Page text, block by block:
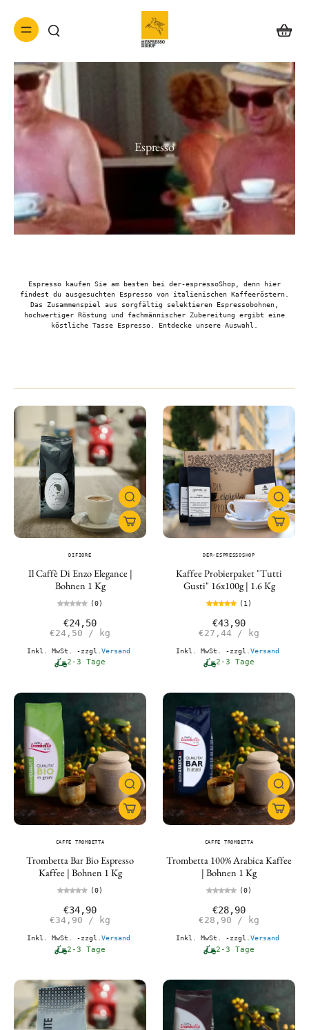
Espresso
Espresso kaufen Sie am besten bei der-espressoShop, denn hier
findest du ausgesuchten Espresso von italienischen Kaffeeröstern.
Das Zusammenspiel aus sorgfältig selektieren Espressobohnen,
hochwertiger Röstung und fachmännischer Zubereitung ergibt eine
köstliche Tasse Espresso. Entdecke unsere Auswahl.
DIFIORE
Il Caffè Di Enzo Elegance |
Bohnen 1 Kg
(0)
€24,50
€24,50 / kg
Inkl. MwSt. -zzgl. Versand
2-3 Tage
DER-ESPRESSOSHOP
Kaffee Probierpaket "Tutti
Gusti" 16x100g | 1.6 Kg
(1)
€43,90
€27,44 / kg
Inkl. MwSt. -zzgl. Versand
2-3 Tage
CAFFE TROMBETTA
Trombetta Bar Bio Espresso
Kaffee | Bohnen 1 Kg
(0)
€34,90
€34,90 / kg
Inkl. MwSt. -zzgl. Versand
2-3 Tage
CAFFE TROMBETTA
Trombetta 100% Arabica Kaffee
| Bohnen 1 Kg
(0)
€28,90
€28,90 / kg
Inkl. MwSt. -zzgl. Versand
2-3 Tage